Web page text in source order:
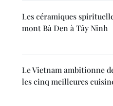
Les céramiques
mont Bà Den à Tây Ninh
Le Vietnam ambitionne
les cinq meilleures